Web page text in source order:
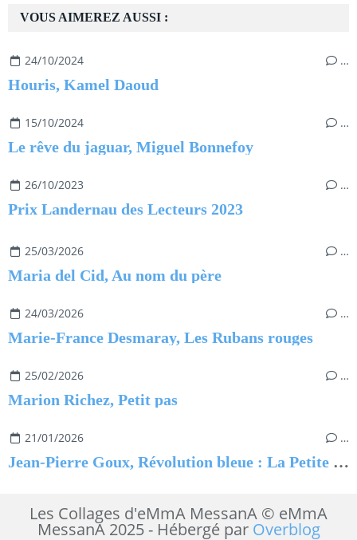
VOUS AIMEREZ AUSSI :
24/10/2024 …
Houris, Kamel Daoud
15/10/2024 …
Le rêve du jaguar, Miguel Bonnefoy
26/10/2023 …
Prix Landernau des Lecteurs 2023
25/03/2026 …
Maria del Cid, Au nom du père
24/03/2026 …
Marie-France Desmaray, Les Rubans rouges
25/02/2026 …
Marion Richez, Petit pas
21/01/2026 …
Jean-Pierre Goux, Révolution bleue : La Petite Princesse
Les Collages d'eMmA MessanA © eMmA
MessanA 2025 - Hébergé par Overblog